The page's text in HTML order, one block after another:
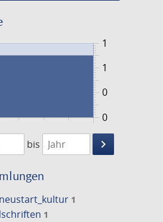
0
1
0
1
1475
bis
keyboard_arrow_right
Suche
1
1